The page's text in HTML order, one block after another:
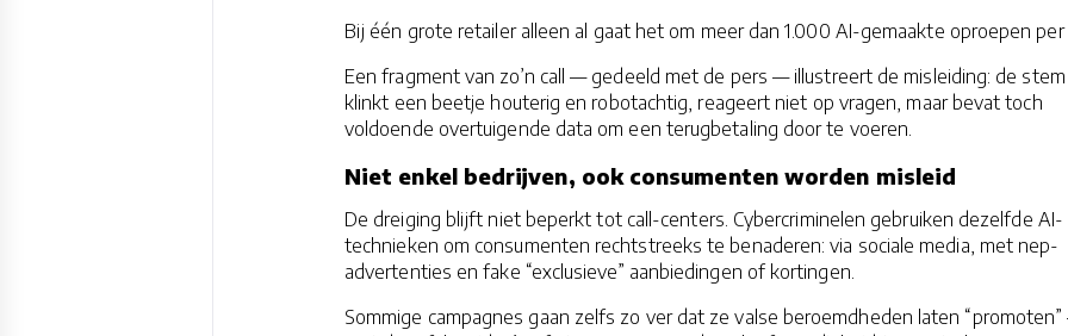
Bij één grote retailer alleen al gaat het om meer dan 1.000 AI-gemaakte oproepen per
Een fragment van zo’n call — gedeeld met de pers — illustreert de misleiding: de stem
klinkt een beetje houterig en robotachtig, reageert niet op vragen, maar bevat toch
voldoende overtuigende data om een terugbetaling door te voeren.
Niet enkel bedrijven, ook consumenten worden misleid
De dreiging blijft niet beperkt tot call-centers. Cybercriminelen gebruiken dezelfde AI-
technieken om consumenten rechtstreeks te benaderen: via sociale media, met nep-
advertenties en fake “exclusieve” aanbiedingen of kortingen.
Sommige campagnes gaan zelfs zo ver dat ze valse beroemdheden laten